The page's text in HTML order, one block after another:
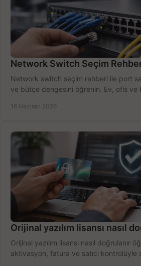
Network Switch Seçim
Network switch seçim rehberi ile port
ve bütçe dengesini öğrenin. Ev, ofis ve
16 Haziran 2026
Orijinal yazılım lisansı nasıl
Orijinal yazılım lisansı nasıl doğrulanır
aktivasyon, fatura ve satıcı kontrolüyle